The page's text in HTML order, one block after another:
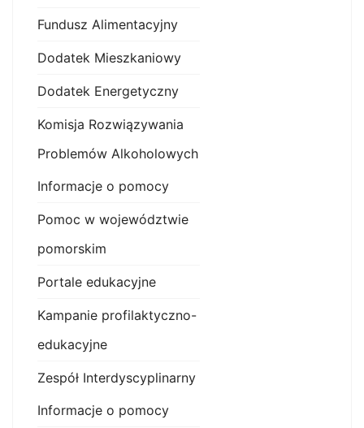
Fundusz Alimentacyjny
Dodatek Mieszkaniowy
Dodatek Energetyczny
Komisja Rozwiązywania
Problemów Alkoholowych
Informacje o pomocy
Pomoc w województwie
pomorskim
Portale edukacyjne
Kampanie profilaktyczno-
edukacyjne
Zespół Interdyscyplinarny
Informacje o pomocy